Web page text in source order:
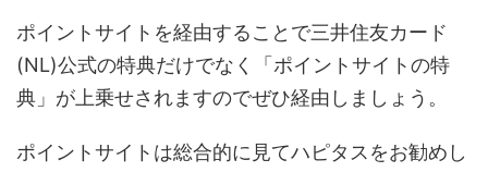
ポイントサイトを経由することで三井住友カード
(NL)公式の特典だけでなく「ポイントサイトの特
典」が上乗せされますのでぜひ経由しましょう。
ポイントサイトは総合的に見てハピタスをお勧めし